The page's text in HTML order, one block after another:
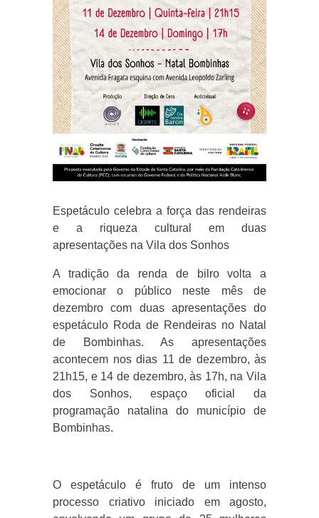
Espetáculo celebra a força das rendeiras
e a riqueza cultural em duas
apresentações na Vila dos Sonhos
A tradição da renda de bilro volta a
emocionar o público neste mês de
dezembro com duas apresentações do
espetáculo Roda de Rendeiras no Natal
de Bombinhas. As apresentações
acontecem nos dias 11 de dezembro, às
21h15, e 14 de dezembro, às 17h, na Vila
dos Sonhos, espaço oficial da
programação natalina do município de
Bombinhas.
O espetáculo é fruto de um intenso
processo criativo iniciado em agosto,